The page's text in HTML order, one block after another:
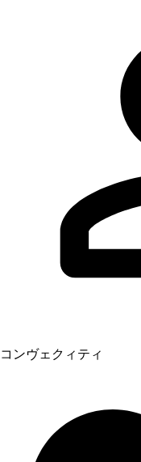
コンヴェクィティ